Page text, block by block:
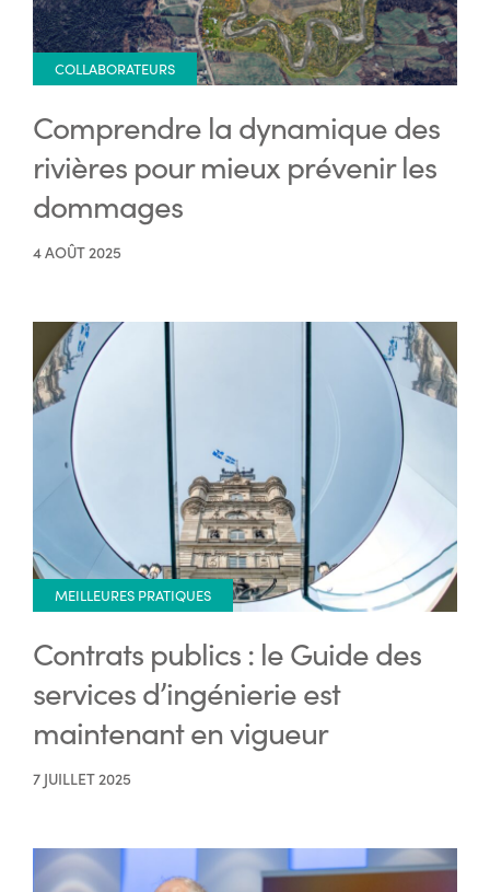
COLLABORATEURS
Comprendre la dynamique des
rivières pour mieux prévenir les
dommages
4 AOÛT 2025
MEILLEURES PRATIQUES
Contrats publics : le Guide des
services d’ingénierie est
maintenant en vigueur
7 JUILLET 2025